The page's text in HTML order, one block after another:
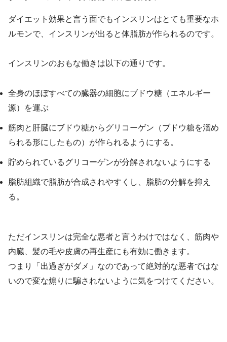
ダイエット効果と言う面でもインスリンはとても重要なホ
ルモンで、インスリンが出ると体脂肪が作られるのです。
インスリンのおもな働きは以下の通りです。
全身のほぼすべての臓器の細胞にブドウ糖（エネルギー
源）を運ぶ
筋肉と肝臓にブドウ糖からグリコーゲン（ブドウ糖を溜め
られる形にしたもの）が作られるようにする。
貯められているグリコーゲンが分解されないようにする
脂肪組織で脂肪が合成されやすくし、脂肪の分解を抑え
る。
ただインスリンは完全な悪者と言うわけではなく、筋肉や
内臓、髪の毛や皮膚の再生産にも有効に働きます。
つまり「出過ぎがダメ」なのであって絶対的な悪者ではな
いので変な煽りに騙されないように気をつけてください。